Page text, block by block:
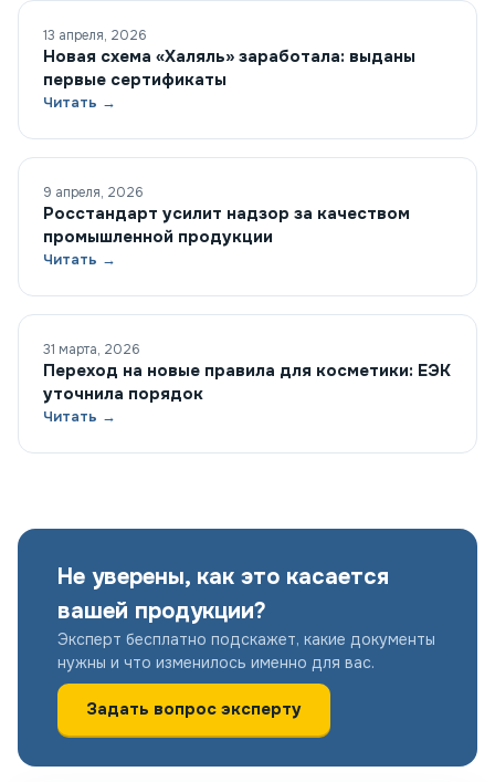
13 апреля, 2026
Новая схема «Халяль» заработала: выданы
первые сертификаты
Читать →
9 апреля, 2026
Росстандарт усилит надзор за качеством
промышленной продукции
Читать →
31 марта, 2026
Переход на новые правила для косметики: ЕЭК
уточнила порядок
Читать →
Не уверены, как это касается
вашей продукции?
Эксперт бесплатно подскажет, какие документы
нужны и что изменилось именно для вас.
Задать вопрос эксперту